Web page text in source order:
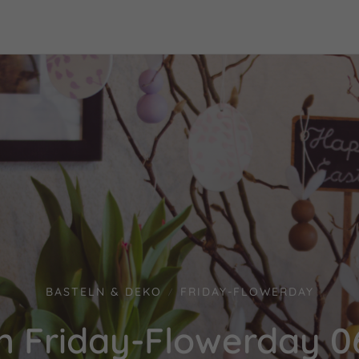
BASTELN & DEKO / FRIDAY-FLOWERDAY
Friday-Flowerday